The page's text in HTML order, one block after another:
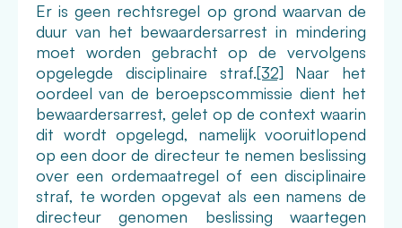
Er is geen rechtsregel op grond waarvan de
duur van het bewaardersarrest in mindering
moet worden gebracht op de vervolgens
opgelegde disciplinaire straf.[32] Naar het
oordeel van de beroepscommissie dient het
bewaardersarrest, gelet op de context waarin
dit wordt opgelegd, namelijk vooruitlopend
op een door de directeur te nemen beslissing
over een ordemaatregel of een disciplinaire
straf, te worden opgevat als een namens de
directeur genomen beslissing waartegen